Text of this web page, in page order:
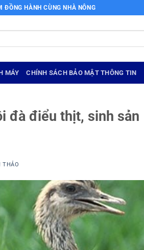
ĐỒNG HÀNH CÙNG NHÀ NÔNG
MÁY CHÍNH SÁCH BẢO MẬT THÔNG TIN
đà điểu thịt, sinh sản
THẢO